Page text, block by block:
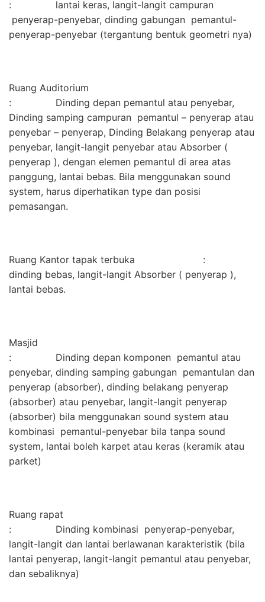
: lantai keras, langit-langit campuran
penyerap-penyebar, dinding gabungan pemantul-
penyerap-penyebar (tergantung bentuk geometri nya)
Ruang Auditorium
: Dinding depan pemantul atau penyebar,
Dinding samping campuran pemantul – penyerap atau
penyebar – penyerap, Dinding Belakang penyerap atau
penyebar, langit-langit penyebar atau Absorber (
penyerap ), dengan elemen pemantul di area atas
panggung, lantai bebas. Bila menggunakan sound
system, harus diperhatikan type dan posisi
pemasangan.
Ruang Kantor tapak terbuka :
dinding bebas, langit-langit Absorber ( penyerap ),
lantai bebas.
Masjid
: Dinding depan komponen pemantul atau
penyebar, dinding samping gabungan pemantulan dan
penyerap (absorber), dinding belakang penyerap
(absorber) atau penyebar, langit-langit penyerap
(absorber) bila menggunakan sound system atau
kombinasi pemantul-penyebar bila tanpa sound
system, lantai boleh karpet atau keras (keramik atau
parket)
Ruang rapat
: Dinding kombinasi penyerap-penyebar,
langit-langit dan lantai berlawanan karakteristik (bila
lantai penyerap, langit-langit pemantul atau penyebar,
dan sebaliknya)